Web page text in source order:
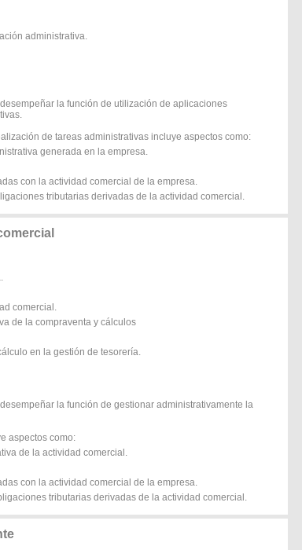
administrativa.
la función de utilización de aplicaciones
de tareas administrativas incluye aspectos como:
generada en la empresa.
con la actividad comercial de la empresa.
tributarias derivadas de la actividad comercial.
comercial.
de la compraventa y cálculos
en la gestión de tesorería.
la función de gestionar administrativamente la
aspectos como:
de la actividad comercial.
con la actividad comercial de la empresa.
tributarias derivadas de la actividad comercial.